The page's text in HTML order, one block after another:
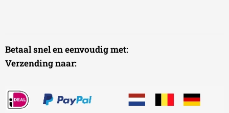
Betaal snel en eenvoudig met:
Verzending naar: